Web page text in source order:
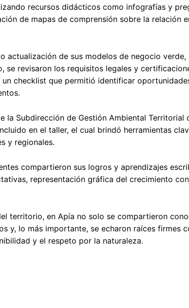
recursos didácticos como infografías y
de mapas de comprensión sobre la relación
actualización de sus modelos de negocio
se revisaron los requisitos legales y
checklist que permitió identificar
la Subdirección de Gestión Ambiental Territorial
en el taller, el cual brindó herramientas
y regionales.
compartieron sus logros y aprendizajes
representación gráfica del crecimiento
territorio, en Apía no solo se compartieron
y, lo más importante, se echaron raíces firmes
y el respeto por la naturaleza.